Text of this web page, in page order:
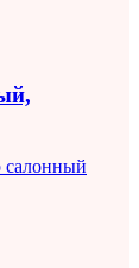
салонный